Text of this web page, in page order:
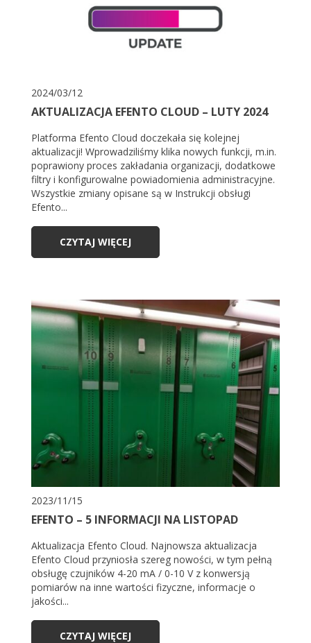
2024/03/12
AKTUALIZACJA EFENTO CLOUD – LUTY 2024
Platforma Efento Cloud doczekała się kolejnej
aktualizacji! Wprowadziliśmy klika nowych funkcji, m.in.
poprawiony proces zakładania organizacji, dodatkowe
filtry i konfigurowalne powiadomienia administracyjne.
Wszystkie zmiany opisane są w Instrukcji obsługi
Efento...
CZYTAJ WIĘCEJ
2023/11/15
EFENTO – 5 INFORMACJI NA LISTOPAD
Aktualizacja Efento Cloud. Najnowsza aktualizacja
Efento Cloud przyniosła szereg nowości, w tym pełną
obsługę czujników 4-20 mA / 0-10 V z konwersją
pomiarów na inne wartości fizyczne, informacje o
jakości...
CZYTAJ WIĘCEJ